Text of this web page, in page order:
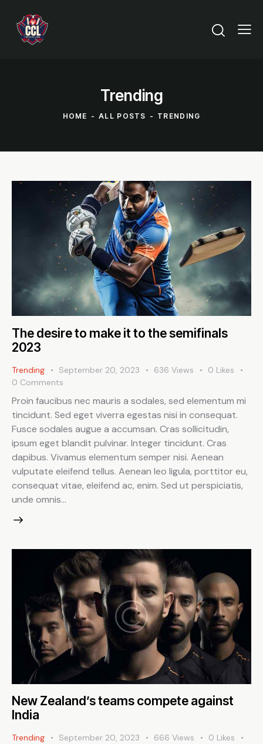
Trending
HOME ALL POSTS TRENDING
The desire to make it to the semifinals
2023
Trending September 20, 2023 636 Views 0 Likes
0 Comments
Proin faucibus nec mauris a sodales, sed elementum mi
tincidunt. Sed eget viverra egestas nisi in consequat.
Fusce sodales augue a accumsan. Cras sollicitudin,
ipsum eget blandit pulvinar. Integer tincidunt. Cras
dapibus. Vivamus elementum semper nisi. Aenean
vulputate eleifend tellus. Aenean leo ligula, porttitor eu,
consequat vitae, eleifend ac, enim. Sed ut perspiciatis,
unde omnis…
New Zealand’s teams compete against
India
Trending September 20, 2023 666 Views 0 Likes